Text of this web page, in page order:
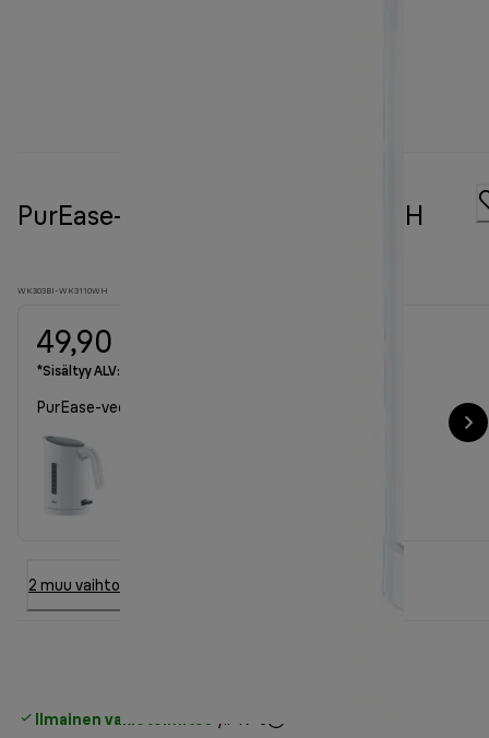
PurEase-vedenkeitin WK 3110 WH
WK303BI-WK3110WH
49,90 €
*Sisältyy ALV:hen
PurEase-vedenkeitin WK 3110 WH
2 muu vaihtoehto
Ilmainen vakiotoimitus yli 49 €